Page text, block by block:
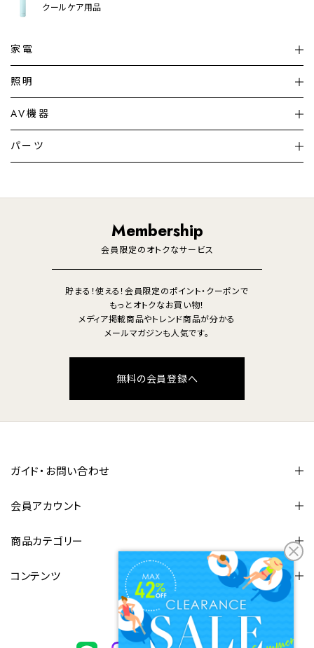
クールケア用品
家電
加湿器・空気清浄機
暖房機 掃除機
調理家電 生活家電
照明
シーリングライト
デスクライト
AV機器
テレビ
パーツ
Membership
会員限定のオトクなサービス
貯まる！使える！会員限定のポイント・クーポンで
もっとオトクなお買い物！
メディア掲載商品やトレンド商品が分かる
メールマガジンも人気です。
無料の会員登録へ
ガイド・お問い合わせ
会員アカウント
商品カテゴリー
コンテンツ
FOLLOW US